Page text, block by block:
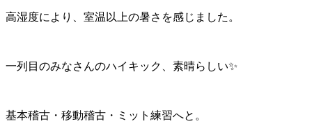
高湿度により、室温以上の暑さを感じました。
一列目のみなさんのハイキック、素晴らしい✨
基本稽古・移動稽古・ミット練習へと。